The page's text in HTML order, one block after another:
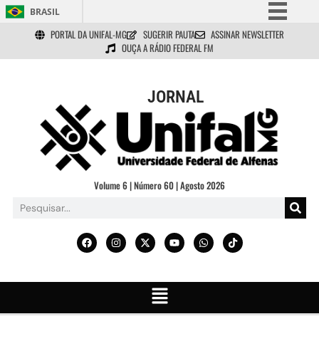
BRASIL
Simplifique!
Comunica BR
Acesso à informação
Legislação
Canais
PORTAL DA UNIFAL-MG SUGERIR PAUTA
ASSINAR NEWSLETTER
OUÇA A RÁDIO FEDERAL FM
JORNAL
Volume 6 | Número 60 | Agosto 2026